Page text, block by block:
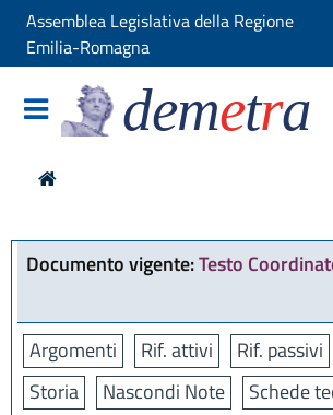
Assemblea Legislativa della Regione
Emilia-Romagna
demetra
Documento vigente:Testo
Argomenti Rif. attivi Rif. passivi
Storia
Nascondi Note
Schede